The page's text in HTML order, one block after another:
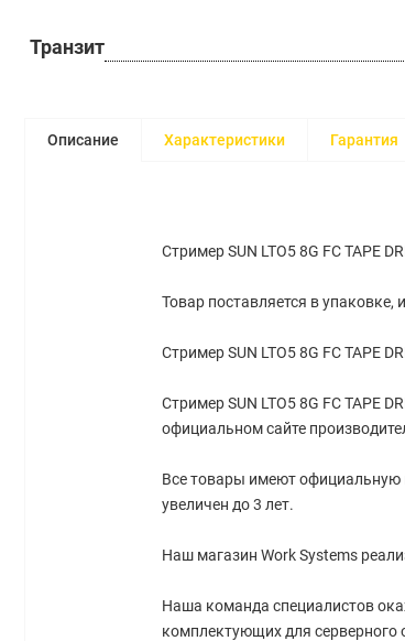
Транзит
Описание Характеристики Гарантия
Стример SUN LTO5 8G FC TAPE
Товар поставляется в упаковке,
Стример SUN LTO5 8G FC TAPE
Стример SUN LTO5 8G FC TAPE
официальном сайте
Все товары имеют официальную
увеличен до 3 лет.
Наш магазин Work Systems
Наша команда специалистов
комплектующих для